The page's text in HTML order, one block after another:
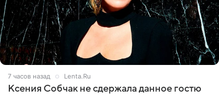
7 часов назад Lenta.Ru
Ксения Собчак не сдержала данное гостю